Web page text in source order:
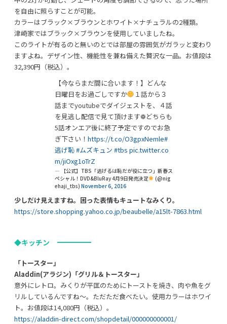
を自由に照らすことが可能。
カラーはブラック×ブラウンとホワイト×ナチュラルの2種類。
津崎家ではブラック×ブラウンを使用していましたね。
このライトが有るのと無いのとでは部屋の雰囲気がガラッと変わり
ますよね。デザイン性、機能性を兼ね備えた贅沢な一品。お値段は
32,390円（税込）。
【今ならまだ間に合います！】どんな
日曜日をお過ごしですか
１話から３
話までyoutubeでダイジェストを、４話
を見逃し配信で見て頂けます❁どちらも
5話オンエア後に終了予定ですのでお急
ぎ下さい！ https://t.co/O3gpxNemle#
逃げ恥#ムズキュン #tbs pic.twitter.co
m/jiOxg1oTrZ
— 【公式】TBS「逃げるは恥だが役に立つ」新春ス
ペシャル！DVD&BluRay 4月9日発売決定
(@nig
ehaji_tbs) November 6, 2016
少しだけ見えますね。困った表情もキュートなみくり。
https://store.shopping.yahoo.co.jp/beaubelle/a15lt-7863.html
◆キッチン
「トースター」
Aladdin(アラジン)「グリル＆トースター」
意外にレトロ。みくりが平匡のためにトーストを焼き、肉や魚をグ
リルしているんですね～。ただただ食べたい。使用カラーはホワイ
ト。お値段は14,080円（税込）。
https://aladdin-direct.com/shopdetail/000000000001/